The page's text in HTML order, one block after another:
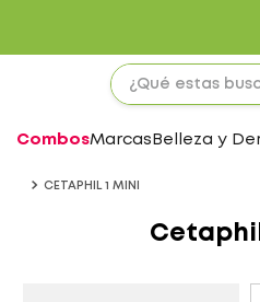
CombosMarcas Belleza y
CETAPHIL 1 MINI